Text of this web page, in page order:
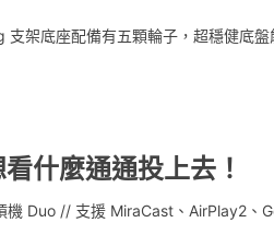
支架底座配備有五顆輪子，超穩健底
看什麼通通投上去！
機 Duo // 支援 MiraCast、AirPlay2、